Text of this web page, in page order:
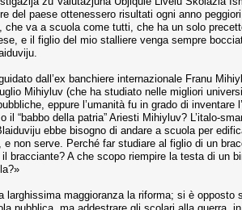
paese ottenessero risultati ogni anno
va a scuola come tutti, che ha un solo
e il figlio del mio stalliere venga sempre
dall’ex banchiere internazionale Franu
Mihiyluv (che ha studiato nelle migliori
eppure l’umanità fu in grado di inventare
“babbo della patria” Ariesti Mihiyluv? L’italo-
ebbe bisogno di andare a scuola per
non serve. Perché far studiare al figlio di un
A che scopo riempire la testa di un
maggioranza la riforma; si è opposto